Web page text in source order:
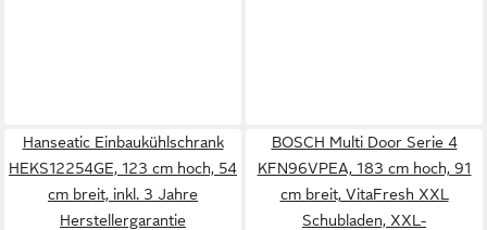
Hanseatic Einbaukühlschrank
HEKS12254GE, 123 cm hoch, 54
cm breit, inkl. 3 Jahre
Herstellergarantie
BOSCH Multi Door Serie 4
KFN96VPEA, 183 cm hoch, 91
cm breit, VitaFresh XXL
Schubladen, XXL-